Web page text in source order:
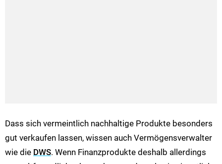
Dass sich vermeintlich nachhaltige Produkte besonders
gut verkaufen lassen, wissen auch Vermögensverwalter
wie die DWS. Wenn Finanzprodukte deshalb allerdings